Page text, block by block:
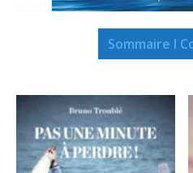
Sommaire I